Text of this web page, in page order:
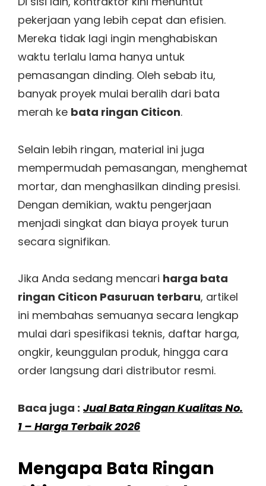
pekerjaan yang lebih cepat dan efisien.
Mereka tidak lagi ingin menghabiskan
waktu terlalu lama hanya untuk
pemasangan dinding. Oleh sebab itu,
banyak proyek mulai beralih dari bata
merah ke bata ringan Citicon.
Selain lebih ringan, material ini juga
mempermudah pemasangan, menghemat
mortar, dan menghasilkan dinding presisi.
Dengan demikian, waktu pengerjaan
menjadi singkat dan biaya proyek turun
secara signifikan.
Jika Anda sedang mencari harga bata
ringan Citicon Pasuruan terbaru, artikel
ini membahas semuanya secara lengkap
mulai dari spesifikasi teknis, daftar harga,
ongkir, keunggulan produk, hingga cara
order langsung dari distributor resmi.
Baca juga : Jual Bata Ringan Kualitas No.
1 – Harga Terbaik 2026
Mengapa Bata Ringan